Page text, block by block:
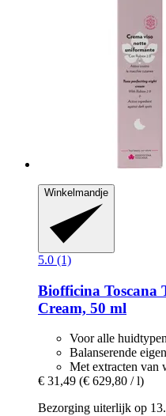
Winkelmandje
5.0 (1)
Biofficina Toscana
Cream, 50 ml
Voor alle huidtypen
Balanserende
Met extracten van
€ 31,49 (€ 629,80 / l)
Bezorging uiterlijk op